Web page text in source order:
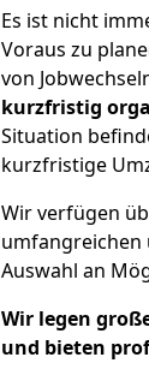
Es ist nicht
Voraus zu
von
kurzfristig
Situation
kurzfristige
Wir verfügen
umfangreichen
Auswahl an
Wir legen
und bieten